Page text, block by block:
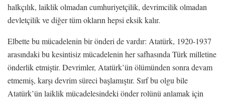
halkçılık, laiklik olmadan cumhuriyetçilik, devrimcilik olmadan
devletçilik ve diğer tüm okların hepsi eksik kalır.
Elbette bu mücadelenin bir önderi de vardır: Atatürk, 1920-1937
arasındaki bu kesintisiz mücadelenin her safhasında Türk milletine
önderlik etmiştir. Devrimler, Atatürk’ün ölümünden sonra devam
etmemiş, karşı devrim süreci başlamıştır. Sırf bu olgu bile
Atatürk’ün laiklik mücadelesindeki önder rolünü anlamak için